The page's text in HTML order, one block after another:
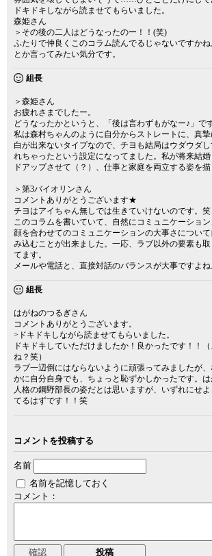
ドキドキしながら読ませてもらいました。
森姫さん
＞その後の二人はどうなったのー！！(笑)
ふたりで仲良くこのコラム読んでるじゃないですかね
とか言ってみたい気分です。
組長
＞森姫さん
お疲れさまでしたー。
どうなったかというと、「後は言わずもがなー♪」で
私は森村ちゃんのように自分からストレートに、真
白が出来ないタイプなので、チヨも結局はウダウダ
れちゃったという設定になってました。私が将来結
ドアップさせて（？）、仕事と家庭を両立する姿を
＞第3バイオリンさん
コメントありがとうございます★
チヨはアイちゃん無しでは生きていけないのです。笑
このコラムを書いていて、自然にコミュニケーショ
顔を合わせてのコミュニケーションの大事さについ
み込むことが出来ました。一応、ラブ以外の要素も
てます。
メールや電話と、直接対話のバランスが大事ですよね
組長
はがねのつるぎさん
コメントありがとうございます。
>ドキドキしながら読ませてもらいました。
ドキドキしていただけましたか！良かったです！！
ね？笑）
ラブ一辺倒にはならないように頑張ってみましたが
かに自分自身でも、ちょっと恥ずかしかったです。
人格の鋼野部長の姿だとは思いますが、いずれにせ
てるはずです！！笑
コメントを投稿する
名前
名前を記憶しておく
コメント：